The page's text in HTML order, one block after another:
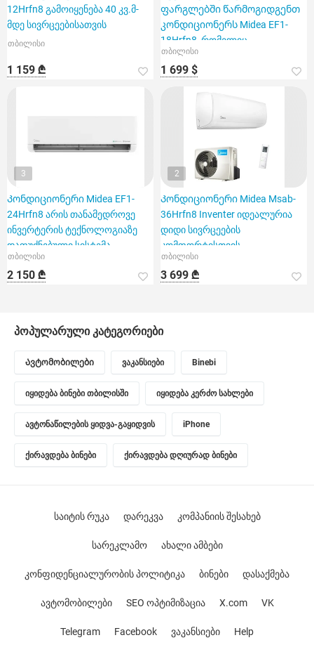
12Hrfn8 გამოიყენება 40 კვ.მ-
მდე სივრცეებისათვის
თბილისი
1 159 ₾
ფარგლებში წარმოგიდგენთ
კონდიციონერს Midea EF1-
18Hrfn8, რომელიც
განკუთვნილია 60 კვ.
თბილისი
1 699 $
3
Კონდიციონერი Midea EF1-
24Hrfn8 არის თანამედროვე
ინვერტერის ტექნოლოგიაზე
დაფუძნებული სისტემა
თბილისი
2 150 ₾
2
Კონდიციონერი Midea Msab-
36Hrfn8 Inventer იდეალურია
დიდი სივრცეების
კომფორტისთვის
თბილისი
3 699 ₾
პოპულარული კატეგორიები
Ავტომობილები ვაკანსიები Binebi
იყიდება ბინები თბილისში იყიდება კერძო სახლები
ავტონაწილების ყიდვა-გაყიდვის iPhone
ქირავდება ბინები ქირავდება დღიურად ბინები
საიტის რუკა დარეკვა კომპანიის შესახებ
სარეკლამო ახალი ამბები
კონფიდენციალურობის პოლიტიკა ბინები დასაქმება
ავტომობილები SEO ოპტიმიზაცია X.com VK
Telegram Facebook ვაკანსიები Help